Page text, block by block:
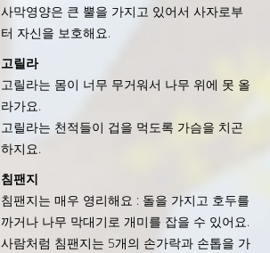
사막영양은 큰 뿔을 가지고 있어서 사자로부
터 자신을 보호해요.
고릴라
고릴라는 몸이 너무 무거워서 나무 위에 못 올
라가요.
고릴라는 천적들이 겁을 먹도록 가슴을 치곤
하지요.
침팬지
침팬지는 매우 영리해요 : 돌을 가지고 호두를
까거나 나무 막대기로 개미를 잡을 수 있어요.
사람처럼 침팬지는 5개의 손가락과 손톱을 가